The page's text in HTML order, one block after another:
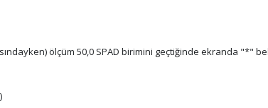
ölçüm 50,0 SPAD birimini geçtiğinde ekranda "*"